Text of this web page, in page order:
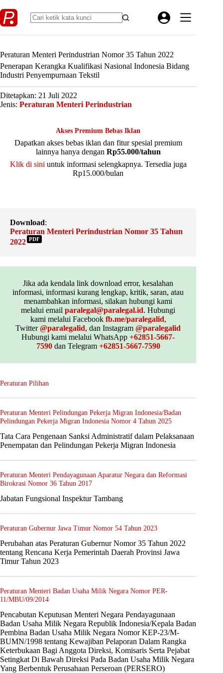
to
content
Peraturan Menteri Perindustrian Nomor 35 Tahun 2022
Penerapan Kerangka Kualifikasi Nasional Indonesia Bidang
Industri Penyempurnaan Tekstil
Ditetapkan: 21 Juli 2022
Jenis: Peraturan Menteri Perindustrian
Akses Premium Bebas Iklan
Dapatkan akses bebas iklan dan fitur spesial premium
lainnya hanya dengan Rp55.000/tahun
Klik di sini untuk informasi selengkapnya. Tersedia juga
Rp15.000/bulan
Download:
Peraturan Menteri Perindustrian Nomor 35 Tahun
2022 PDF
Jika ada kendala link download error, kesalahan
informasi, informasi kurang lengkap, kritik, saran, atau
menambahkan informasi, silakan hubungi kami
melalui emailparalegal@paralegal.id. Hubungi
kami melalui Facebook fb.me/paralegalid,
Twitter@paralegalid, dan Instagram@paralegalid
Hubungi kami melalui WhatsApp+62851-5667-
7590dan Telegram +62851-5667-7590
Peraturan Pilihan
Peraturan Menteri Pelindungan Pekerja Migran Indonesia/Badan
Pelindungan Pekerja Migran Indonesia Nomor 4 Tahun 2025
Tata Cara Pengenaan Sanksi Administratif dalam Pelaksanaan
Penempatan dan Pelindungan Pekerja Migran Indonesia
Peraturan Menteri Pendayagunaan Aparatur Negara dan Reformasi
Birokrasi Nomor 36 Tahun 2017
Jabatan Fungsional Inspektur Tambang
Peraturan Gubernur Jawa Timur Nomor 54 Tahun 2023
Perubahan atas Peraturan Gubernur Nomor 35 Tahun 2022
tentang Rencana Kerja Pemerintah Daerah Provinsi Jawa
Timur Tahun 2023
Peraturan Menteri Badan Usaha Milik Negara Nomor PER-
11/MBU/09/2014
Pencabutan Keputusan Menteri Negara Pendayagunaan
Badan Usaha Milik Negara Republik Indonesia/Kepala Badan
Pembina Badan Usaha Milik Negara Nomor KEP-23/M-
BUMN/1998 tentang Kewajiban Pelaporan Dalam Rangka
Keterbukaan Bagi Anggota Direksi, Komisaris Serta Pejabat
Setingkat Di Bawah Direksi Pada Badan Usaha Milik Negara
Yang Berbentuk Perusahaan Perseroan (PERSERO)